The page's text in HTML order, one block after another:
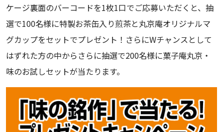
ケージ裏面のバーコードを1枚1口でご応募いただくと、抽
選で100名様に特製お茶缶入り煎茶と丸京庵オリジナルマ
グカップをセットでプレゼント！さらにWチャンスとして
はずれた方の中からさらに抽選で200名様に菓子庵丸京・
味のお試しセットが当たります。